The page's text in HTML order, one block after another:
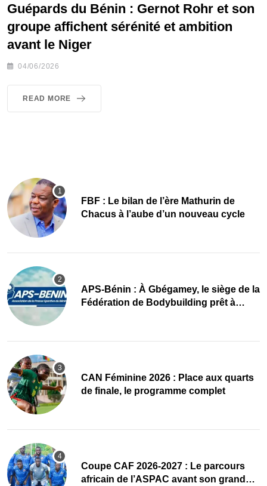
Guépards du Bénin : Gernot Rohr et son
groupe affichent sérénité et ambition
avant le Niger
04/06/2026
READ MORE
FBF : Le bilan de l’ère Mathurin de
Chacus à l’aube d’un nouveau cycle
APS-Bénin : À Gbégamey, le siège de la
Fédération de Bodybuilding prêt à
CAN Féminine 2026 : Place aux quarts
de finale, le programme complet
Coupe CAF 2026-2027 : Le parcours
africain de l’ASPAC avant son grand